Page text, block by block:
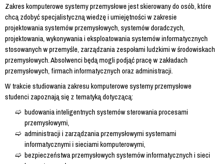
Zakres komputerowe systemy przemysłowe jest skierowany do osób, które
chcą zdobyć specjalistyczną wiedzę i umiejętności w zakresie
projektowania systemów przemysłowych, systemów doradczych,
projektowania, wykonywania i eksploatowania systemów informatycznych
stosowanych w przemyśle, zarządzania zespołami ludzkimi w środowiskach
przemysłowych. Absolwenci będą mogli podjąć pracę w zakładach
przemysłowych, firmach informatycznych oraz administracji.
W trakcie studiowania zakresu komputerowe systemy przemysłowe
studenci zapoznają się z tematyką dotyczącą:
budowania inteligentnych systemów sterowania procesami
przemysłowymi,
administracji i zarządzania przemysłowymi systemami
informatycznymi i sieciami komputerowymi,
bezpieczeństwa przemysłowych systemów informatycznych i sieci